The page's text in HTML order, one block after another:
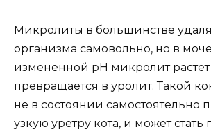
Микролиты в большинстве
организма самовольно, но в
измененной рН микролит
превращается в уролит. Такой
не в состоянии самостоятельно
узкую уретру кота, и может